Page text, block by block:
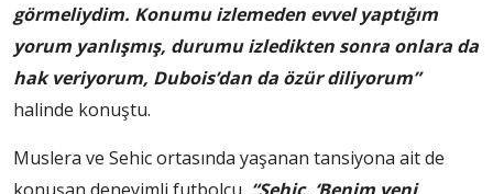
görmeliydim. Konumu izlemeden evvel yaptığım
yorum yanlışmış, durumu izledikten sonra onlara da
hak veriyorum, Dubois’dan da özür diliyorum”
halinde konuştu.
Muslera ve Sehic ortasında yaşanan tansiyona ait de